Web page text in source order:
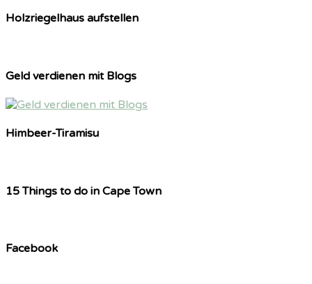
Holzriegelhaus aufstellen
Geld verdienen mit Blogs
Himbeer-Tiramisu
15 Things to do in Cape Town
Facebook